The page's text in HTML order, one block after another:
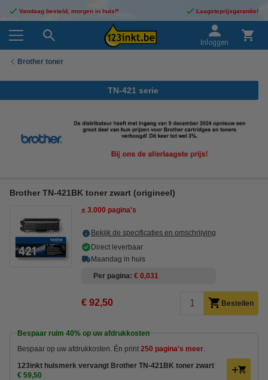
Vandaag besteld, morgen in huis!* Laagsteprijsgarantie!
Inloggen
Brother toner
TN-421 serie
Brother TN-421BK toner zwart (origineel)
± 3.000 pagina's
Bekijk de specificaties en omschrijving
Direct leverbaar
Maandag in huis
Per pagina € 0,031
€ 92,50 Bestellen
Bespaar ruim 40% op uw afdrukkosten
Bespaar op uw afdrukkosten. Én print 250 pagina's meer
123inkt huismerk vervangt Brother TN-421BK toner zwart
€ 59,50